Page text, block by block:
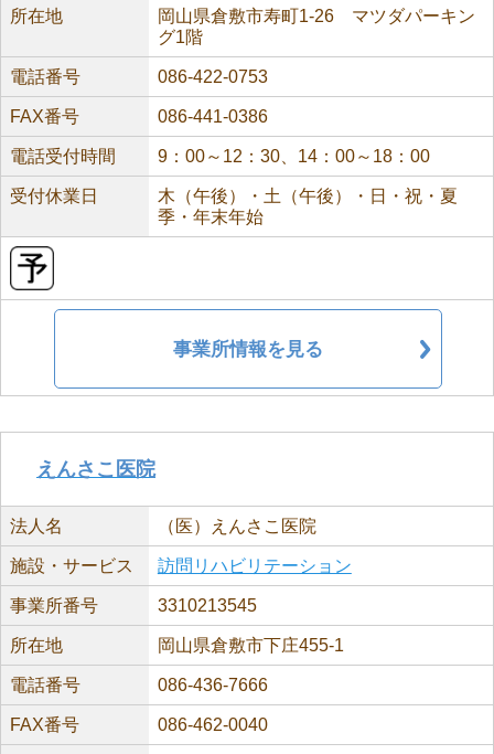
所在地
岡山県倉敷市寿町1-26 マツダパーキン
グ1階
電話番号 086-422-0753
FAX番号 086-441-0386
電話受付時間 9：00～12：30、14：00～18：00
受付休業日
木（午後）・土（午後）・日・祝・夏
季・年末年始
事業所情報を見る
えんさこ医院
法人名 （医）えんさこ医院
施設・サービス 訪問リハビリテーション
事業所番号 3310213545
所在地 岡山県倉敷市下庄455-1
電話番号 086-436-7666
FAX番号 086-462-0040